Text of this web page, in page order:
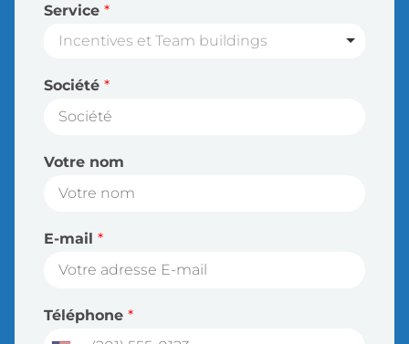
Service *
Incentives et Team buildings
Société *
Votre nom
E-mail *
Téléphone *